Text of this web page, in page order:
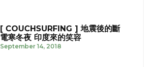
[ COUCHSURFING ] 地震後的斷
電寒冬夜 印度來的笑容
September 14, 2018